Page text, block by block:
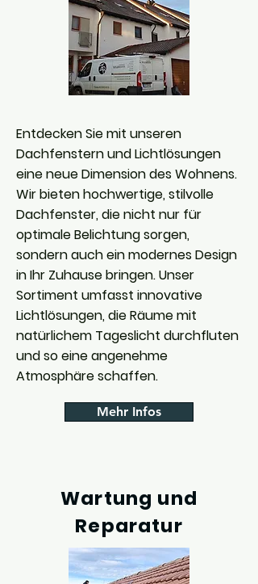
Entdecken Sie mit unseren
Dachfenstern und Lichtlösungen
eine neue Dimension des Wohnens.
Wir bieten hochwertige, stilvolle
Dachfenster, die nicht nur für
optimale Belichtung sorgen,
sondern auch ein modernes Design
in Ihr Zuhause bringen. Unser
Sortiment umfasst innovative
Lichtlösungen, die Räume mit
natürlichem Tageslicht durchfluten
und so eine angenehme
Atmosphäre schaffen.
Mehr Infos
Wartung und
Reparatur